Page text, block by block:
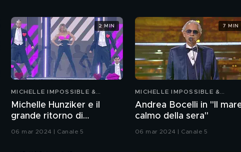
MICHELLE IMPOSSIBLE &
Michelle Hunziker e il
grande ritorno di
"Michelle Impossible &
06 mar 2024 | Canale 5
2 MIN
MICHELLE IMPOSSIBLE &
Andrea Bocelli in "Il
calmo della sera"
06 mar 2024 | Canale 5
7 MIN